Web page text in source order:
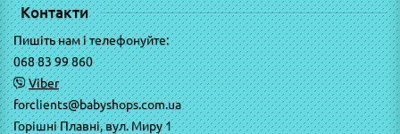
Контакти
Пишіть нам і телефонуйте:
068 83 99 860
Viber
forclients@babyshops.com.ua
Горішні Плавні, вул. Миру 1